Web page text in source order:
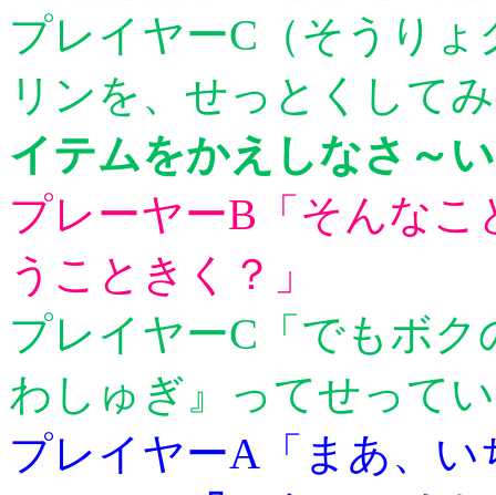
プレイヤーC（そうり
リンを、せっとくし
イテムをかえしなさ～
プレーヤーB「そんな
うこときく？」
プレイヤーC「でもボ
わしゅぎ』ってせって
プレイヤーA「まあ、